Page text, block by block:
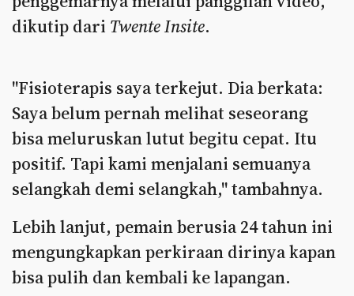
dikutip dari Twente Insite.
"Fisioterapis saya terkejut. Dia berkata:
Saya belum pernah melihat seseorang
bisa meluruskan lutut begitu cepat. Itu
positif. Tapi kami menjalani semuanya
selangkah demi selangkah," tambahnya.
Lebih lanjut, pemain berusia 24 tahun ini
mengungkapkan perkiraan dirinya kapan
bisa pulih dan kembali ke lapangan.